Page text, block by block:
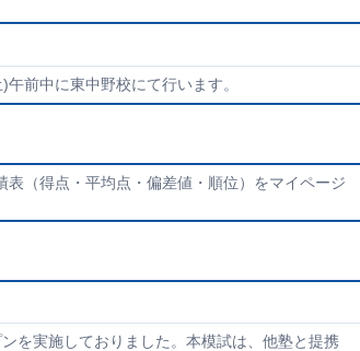
前中に東中野校にて行います。
（得点・平均点・偏差値・順位）をマイページ
を実施しておりました。本模試は、他塾と提携